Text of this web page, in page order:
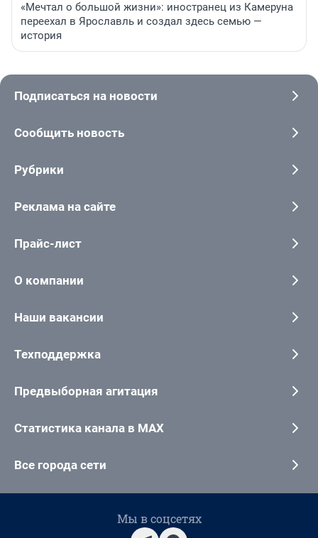
«Мечтал о большой жизни»: иностранец из Камеруна
переехал в Ярославль и создал здесь семью —
история
Подписаться на новости
Сообщить новость
Рубрики
Реклама на сайте
Прайс-лист
О компании
Наши вакансии
Техподдержка
Предвыборная агитация
Статистика канала в MAX
Все города сети
Мы в соцсетях